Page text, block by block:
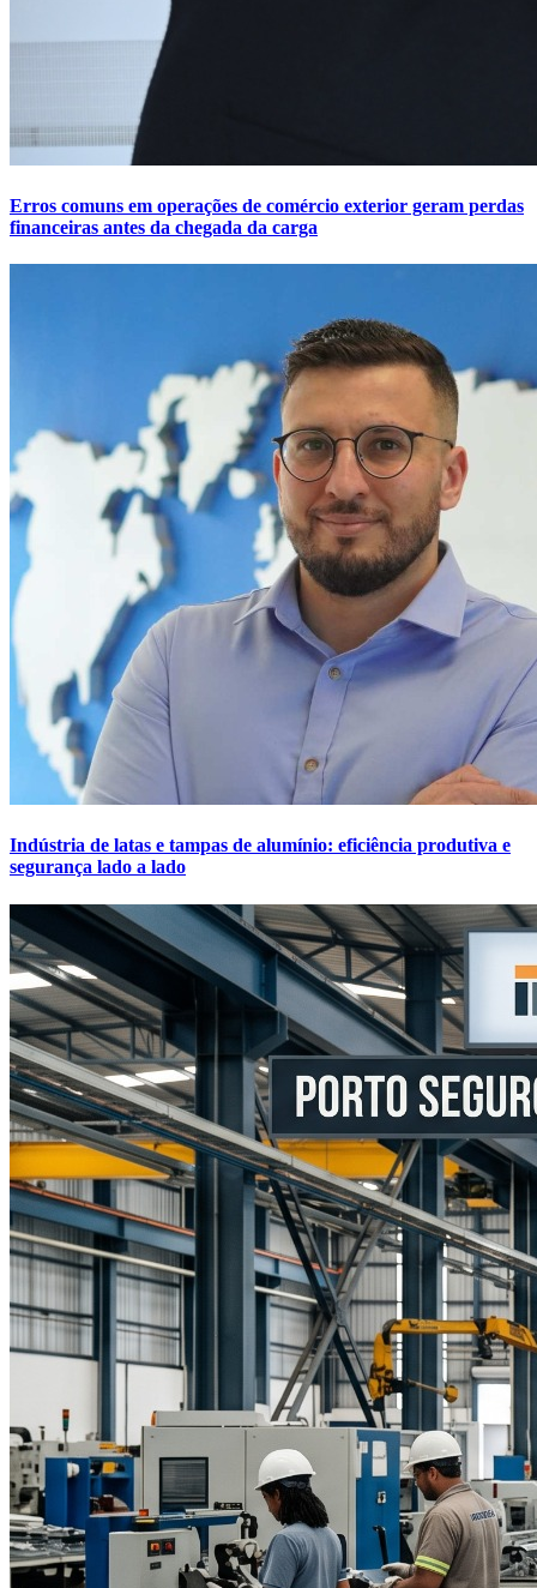
Erros comuns em operações de comércio exterior geram perdas
financeiras antes da chegada da carga
Indústria de latas e tampas de alumínio: eficiência produtiva e
segurança lado a lado